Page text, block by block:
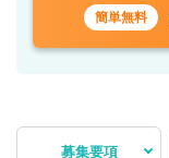
簡単無料
募集要項